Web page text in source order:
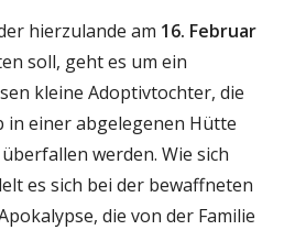
hierzulande am 16. Februar
soll, geht es um ein
kleine Adoptivtochter, die
in einer abgelegenen Hütte
werden. Wie sich
es sich bei der bewaffneten
die von der Familie